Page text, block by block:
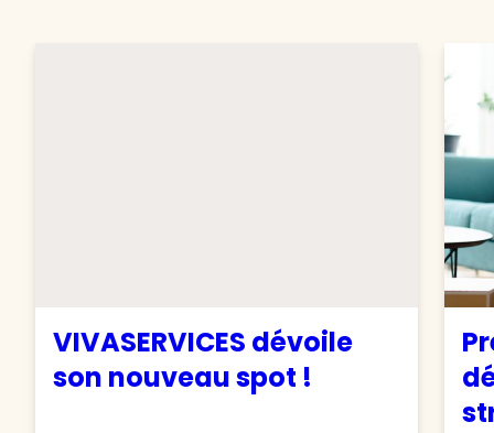
VIVASERVICES dévoile
son nouveau spot !